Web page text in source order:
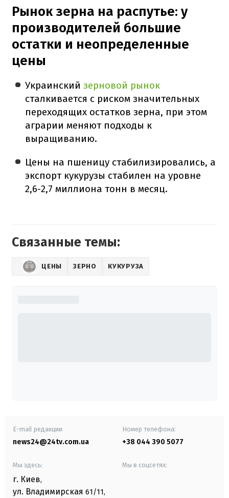
Рынок зерна на распутье: у
производителей большие
остатки и неопределенные
цены
Украинскийзерновой рынок
сталкивается с риском значительных
переходящих остатков зерна, при этом
аграрии меняют подходы к
выращиванию.
Цены на пшеницу стабилизировались, а
экспорт кукурузы стабилен на уровне
2,6-2,7 миллиона тонн в месяц.
Связанные темы:
ЦЕНЫ ЗЕРНО КУКУРУЗА
E-mail редакции
news24@24tv.com.ua
Номер телефона:
+38 044 390 5077
Мы здесь:
г. Киев,
ул. Владимирская 61/11,
Мы в соцсетях: